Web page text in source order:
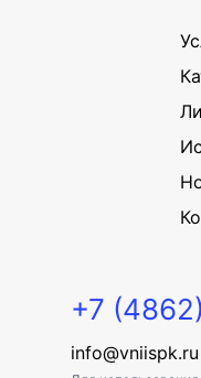
+7
info@vniispk.ru